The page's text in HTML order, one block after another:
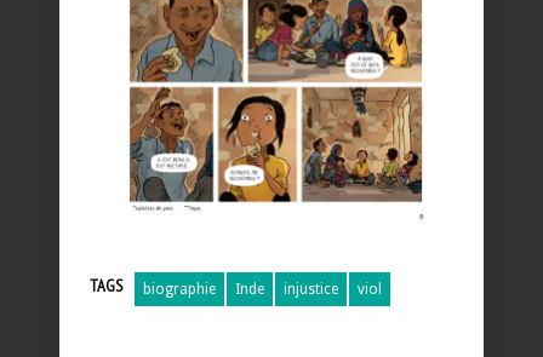
TAGS biographie Inde injustice viol